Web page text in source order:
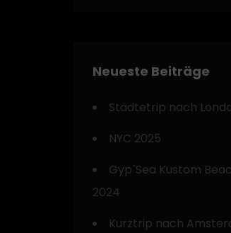
Neueste Beiträge
Städtetrip nach
NYC 2025
Gyp`Sea Kustom
2024
Kurztrip nach